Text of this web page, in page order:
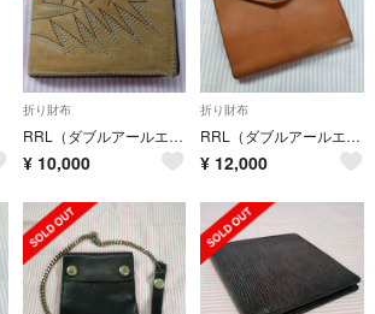
折り財布
RRL（ダブルアールエル）ウェスタンステッチ レザーウォレット
¥ 10,000
折り財布
RRL（ダブルアールエル）コンチョレザーウォレット
¥ 12,000